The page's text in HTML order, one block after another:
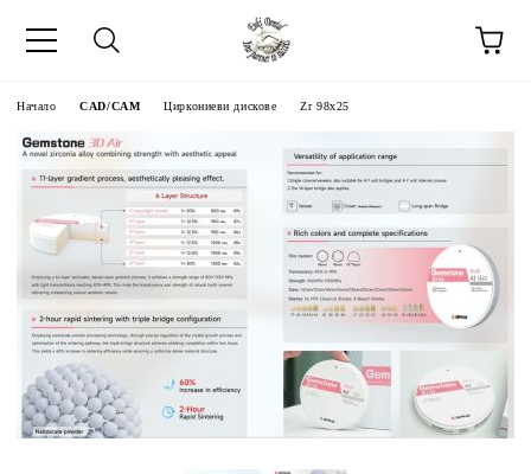
Начало CAD/CAM Циркониеви дискове Zr 98x25